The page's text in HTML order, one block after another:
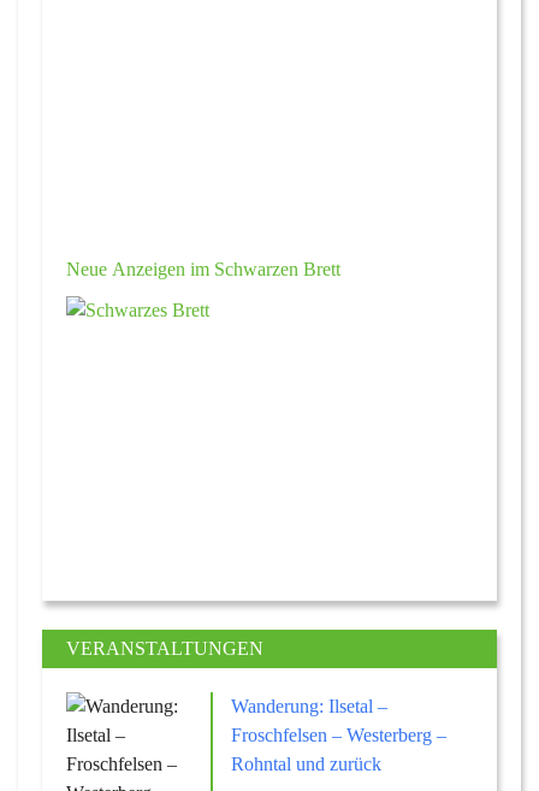
Neue Anzeigen im Schwarzen Brett
VERANSTALTUNGEN
Wanderung: Ilsetal –
Froschfelsen – Westerberg –
Rohntal und zurück